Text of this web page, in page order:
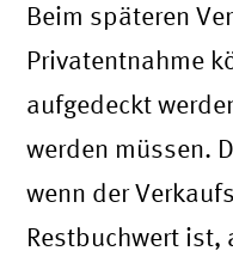
Beim späteren
Privatentnahme
aufgedeckt
werden müssen.
wenn der
Restbuchwert ist,